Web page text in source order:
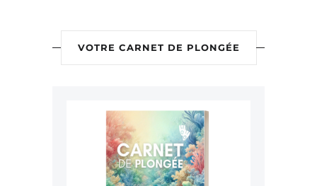
VOTRE CARNET DE PLONGÉE